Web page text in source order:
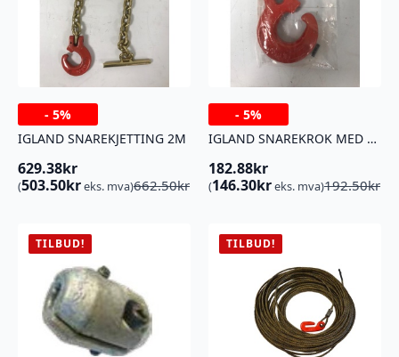
- 5%
IGLAND SNAREKJETTING 2M
662.50kr
Opprinnelig
662.50kr.
629.38kr
Nåværende
629.38kr.
(503.50kreks. mva)
- 5%
IGLAND SNAREKROK MED SPLINT
192.50kr
Opprinnelig
192.50kr.
182.88kr
Nåværende
182.88kr.
(146.30kreks. mva)
TILBUD! TILBUD!